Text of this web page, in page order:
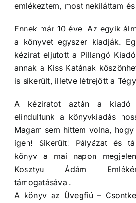
emlékeztem, most nekiláttam
Ennek már 10 éve. Az egyik
a könyvet egyszer kiadják.
kézirat eljutott a Pillangó
annak a Kiss Katának
is sikerült, illetve létrejött a
A kéziratot aztán a kiadó
elindultunk a könyvkiadás
Magam sem hittem volna,
igen! Sikerült! Pályázat és
könyv a mai napon
Kosztyu Ádám
támogatásával.
A könyv az Üvegfiú –